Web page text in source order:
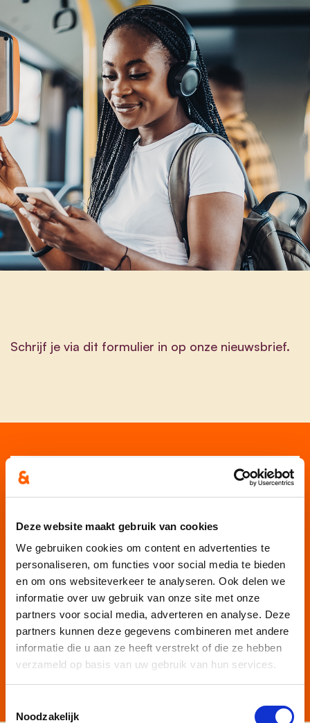
Deze website maakt gebruik van cookies
We gebruiken cookies om content en advertenties te
personaliseren, om functies voor social media te bieden
en om ons websiteverkeer te analyseren. Ook delen we
informatie over uw gebruik van onze site met onze
partners voor social media, adverteren en analyse. Deze
partners kunnen deze gegevens combineren met andere
informatie die u aan ze heeft verstrekt of die ze hebben
verzameld op basis van uw gebruik van hun services.
Noodzakelijk
Schrijf je via dit formulier in op onze nieuwsbrief.
Voornaam
E-mailadres
Ja, ik aanvaard de privacyvoorwaarden.
Klik